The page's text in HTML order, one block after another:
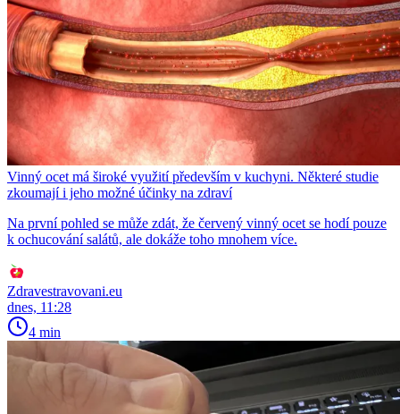
Vinný ocet má široké využití především v kuchyni. Některé studie
zkoumají i jeho možné účinky na zdraví
Na první pohled se může zdát, že červený vinný ocet se hodí pouze
k ochucování salátů, ale dokáže toho mnohem více.
Zdravestravovani.eu
dnes, 11:28
4 min